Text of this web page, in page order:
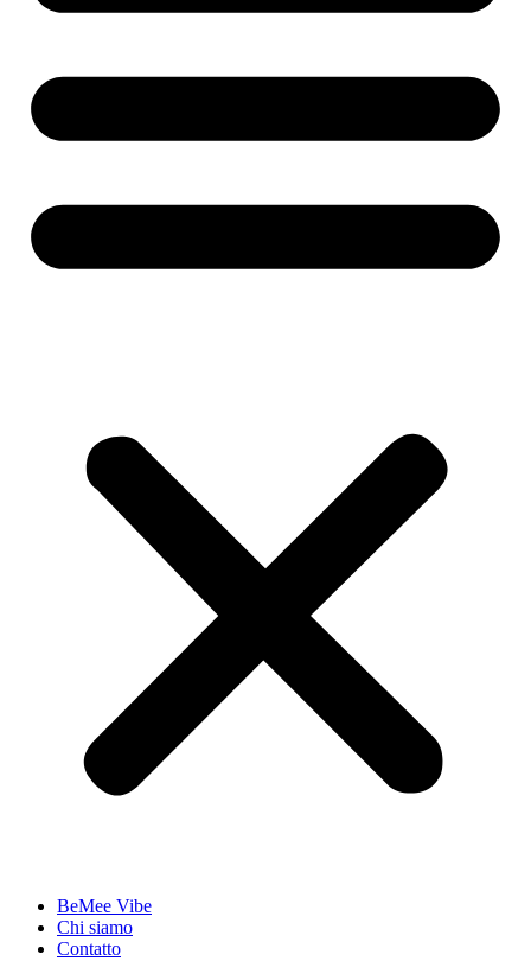
BeMee Vibe
Chi siamo
Contatto